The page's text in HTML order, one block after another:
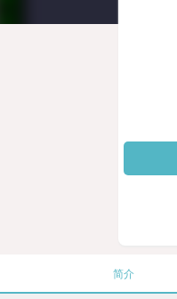
简介